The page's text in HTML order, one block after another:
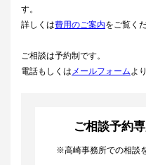
す。
詳しくは費用のご案内をご覧く
ご相談は予約制です。
電話もしくは メールフォーム よ
ご相談予約
※高崎事務所での相談